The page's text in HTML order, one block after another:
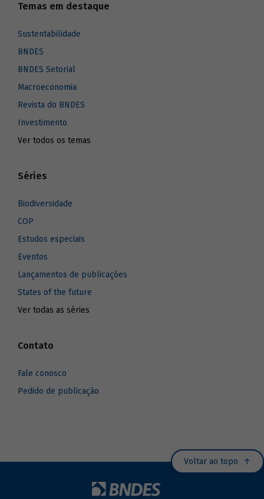
Temas em destaque
Sustentabilidade
BNDES
BNDES Setorial
Macroeconomia
Revista do BNDES
Investimento
Ver todos os temas
Séries
Biodiversidade
COP
Estudos especiais
Eventos
Lançamentos de publicações
States of the future
Ver todas as séries
Contato
Fale conosco
Pedido de publicação
Voltar ao topo